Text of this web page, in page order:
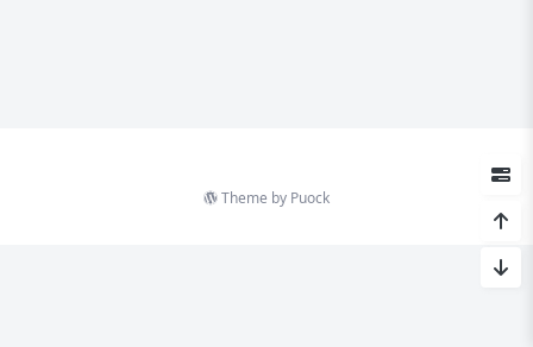
Theme by Puock